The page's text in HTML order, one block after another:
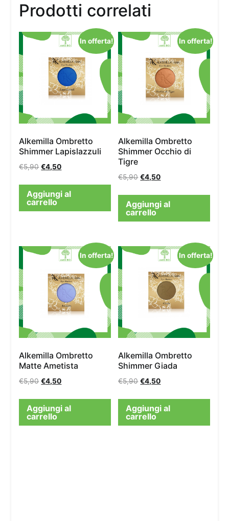
Prodotti correlati
In offerta!
Alkemilla Ombretto
Shimmer Lapislazzuli
€5,90 €4,50
Aggiungi al
carrello
In offerta!
Alkemilla Ombretto
Shimmer Occhio di
Tigre
€5,90 €4,50
Aggiungi al
carrello
In offerta!
Alkemilla Ombretto
Matte Ametista
€5,90 €4,50
Aggiungi al
carrello
In offerta!
Alkemilla Ombretto
Shimmer Giada
€5,90 €4,50
Aggiungi al
carrello